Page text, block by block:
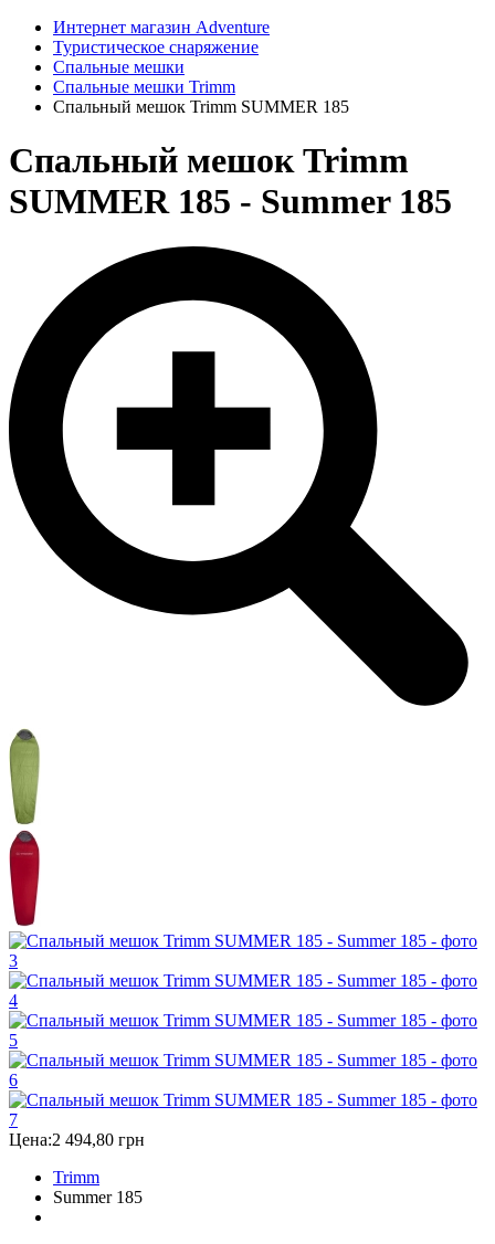
Интернет магазин Adventure
Туристическое снаряжение
Спальные мешки
Спальные мешки Trimm
Спальный мешок Trimm SUMMER 185
Спальный мешок Trimm
SUMMER 185 - Summer 185
Цена:2 494,80 грн
Trimm
Summer 185